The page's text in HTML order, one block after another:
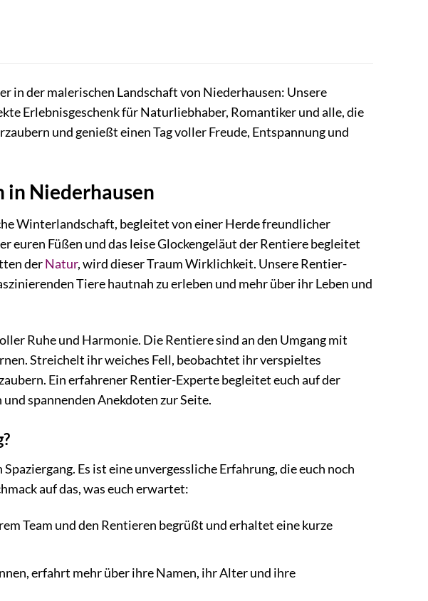
in der malerischen Landschaft von Niederhausen: Unsere
Erlebnisgeschenk für Naturliebhaber, Romantiker und alle, die
und genießt einen Tag voller Freude, Entspannung und
in Niederhausen
Winterlandschaft, begleitet von einer Herde freundlicher
euren Füßen und das leise Glockengeläut der Rentiere begleitet
derNatur, wird dieser Traum Wirklichkeit. Unsere Rentier-
Tiere hautnah zu erleben und mehr über ihr Leben und
Ruhe und Harmonie. Die Rentiere sind an den Umgang mit
Streichelt ihr weiches Fell, beobachtet ihr verspieltes
Ein erfahrener Rentier-Experte begleitet euch auf der
spannenden Anekdoten zur Seite.
Es ist eine unvergessliche Erfahrung, die euch noch
auf das, was euch erwartet:
Team und den Rentieren begrüßt und erhaltet eine kurze
erfahrt mehr über ihre Namen, ihr Alter und ihre